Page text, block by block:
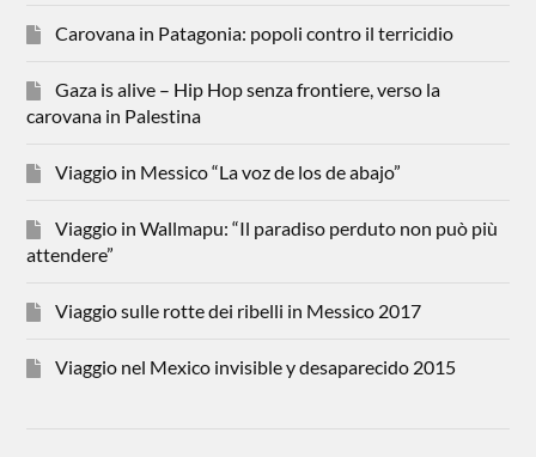
Carovana in Patagonia: popoli contro il terricidio
Gaza is alive – Hip Hop senza frontiere, verso la
carovana in Palestina
Viaggio in Messico “La voz de los de abajo”
Viaggio in Wallmapu: “Il paradiso perduto non può più
attendere”
Viaggio sulle rotte dei ribelli in Messico 2017
Viaggio nel Mexico invisible y desaparecido 2015